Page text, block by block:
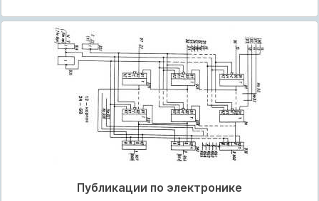
Публикации по электронике